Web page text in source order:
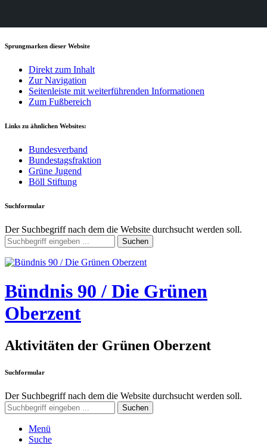
Sprungmarken dieser Website
Direkt zum Inhalt
Zur Navigation
Seitenleiste mit weiterführenden Informationen
Zum Fußbereich
Links zu ähnlichen Websites:
Bundesverband
Bundestagsfraktion
Grüne Jugend
Böll Stiftung
Suchformular
Der Suchbegriff nach dem die Website durchsucht werden soll.
Suchen
Bündnis 90 / Die Grünen
Oberzent
Aktivitäten der Grünen Oberzent
Suchformular
Der Suchbegriff nach dem die Website durchsucht werden soll.
Suchen
Menü
Suche